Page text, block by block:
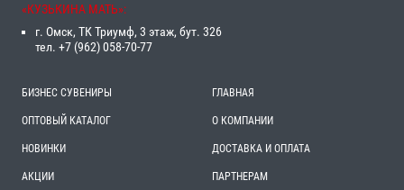
«‎КУЗЬКИНА МАТЬ»‎:
г. Омск, ТК Триумф, 3 этаж, бут. 326
тел. +7 (962) 058-70-77
БИЗНЕС СУВЕНИРЫ
ОПТОВЫЙ КАТАЛОГ
НОВИНКИ
АКЦИИ
ГЛАВНАЯ
О КОМПАНИИ
ДОСТАВКА И ОПЛАТА
ПАРТНЕРАМ